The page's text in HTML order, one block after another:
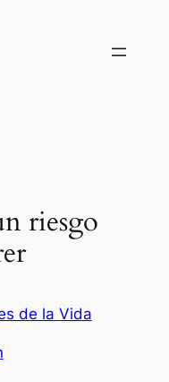
riesgo
de la Vida